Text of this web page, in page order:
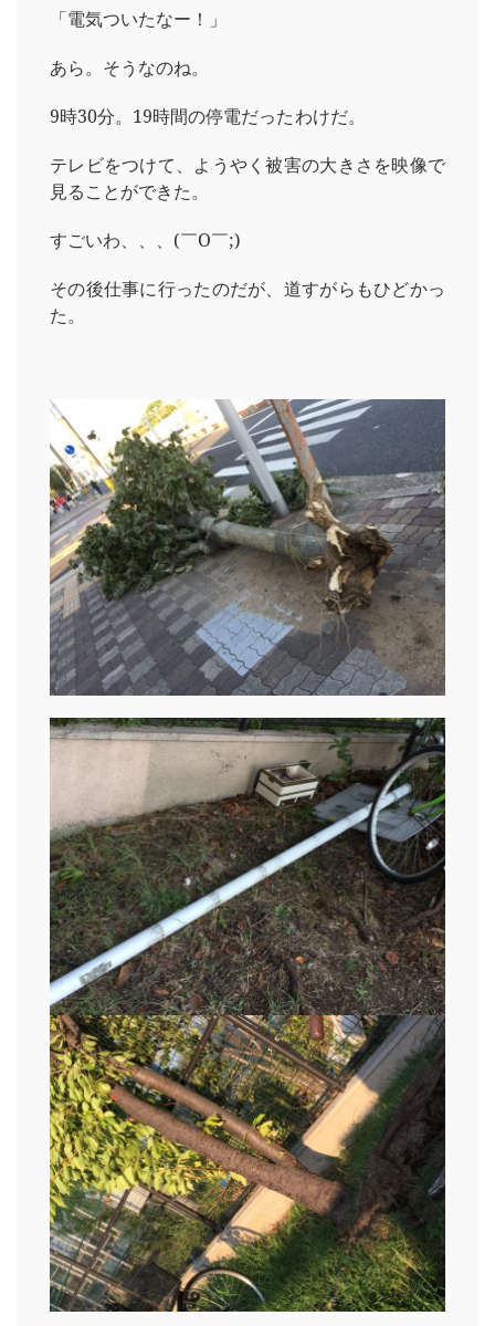
「電気ついたなー！」
あら。そうなのね。
9時30分。19時間の停電だったわけだ。
テレビをつけて、ようやく被害の大きさを映像で
見ることができた。
すごいわ、、、(￣O￣;)
その後仕事に行ったのだが、道すがらもひどかっ
た。